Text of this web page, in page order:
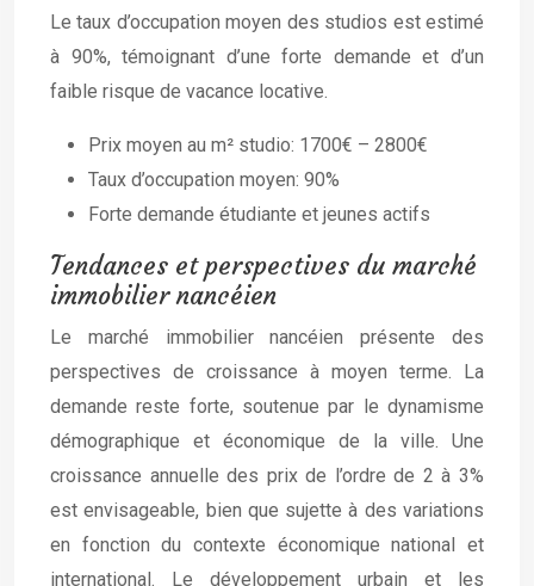
Le taux d’occupation moyen des studios est estimé
à 90%, témoignant d’une forte demande et d’un
faible risque de vacance locative.
Prix moyen au m² studio: 1700€ – 2800€
Taux d’occupation moyen: 90%
Forte demande étudiante et jeunes actifs
Tendances et perspectives du marché
immobilier nancéien
Le marché immobilier nancéien présente des
perspectives de croissance à moyen terme. La
demande reste forte, soutenue par le dynamisme
démographique et économique de la ville. Une
croissance annuelle des prix de l’ordre de 2 à 3%
est envisageable, bien que sujette à des variations
en fonction du contexte économique national et
international. Le développement urbain et les